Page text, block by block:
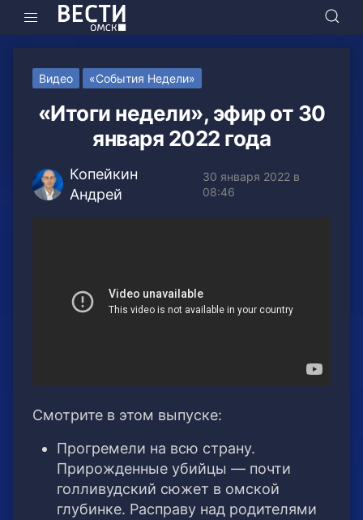
Видео «События Недели»
«Итоги недели», эфир от 30
января 2022 года
Копейкин
Андрей
30 января 2022 в
08:46
Смотрите в этом выпуске:
Прогремели на всю страну.
Прирожденные убийцы — почти
голливудский сюжет в омской
глубинке. Расправу над родителями